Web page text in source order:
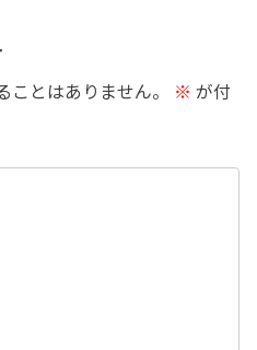
とはありません。 ※ が付